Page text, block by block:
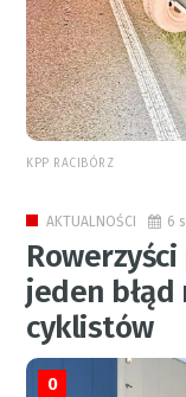
KPP RACIBÓRZ
AKTUALNOŚCI 6
jeden błąd
cyklistów
0